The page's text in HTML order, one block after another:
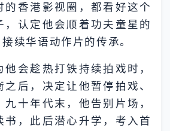
的香港影视圈，都看好这个
，认定他会顺着功夫童星的
续华语动作片的传承。
会趁热打铁持续拍戏时，
后，决定让他暂停拍戏、
十年代末，他告别片场，
书，此后潜心升学，考入首